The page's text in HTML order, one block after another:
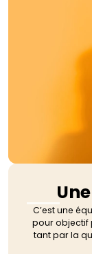
C’est une
pour objectif
tant par la